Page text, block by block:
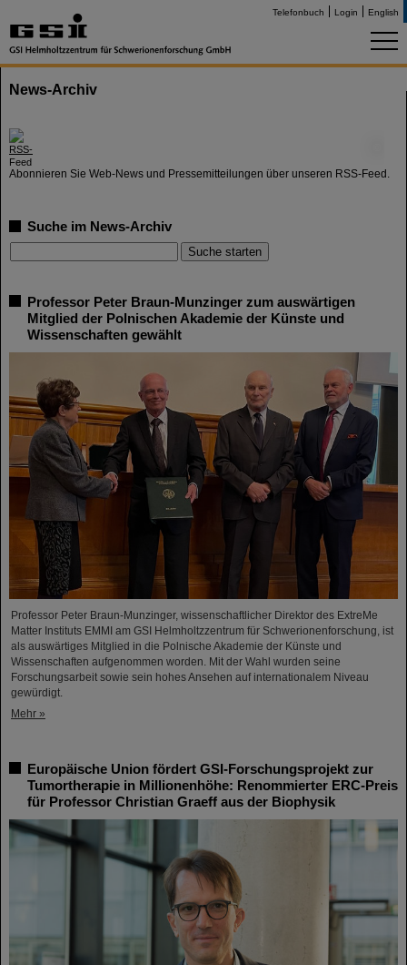
Telefonbuch Login English
News-Archiv
Abonnieren Sie Web-News und Pressemitteilungen über unseren RSS-Feed.
Suche im News-Archiv
Professor Peter Braun-Munzinger zum auswärtigen
Mitglied der Polnischen Akademie der Künste und
Wissenschaften gewählt
Professor Peter Braun-Munzinger, wissenschaftlicher Direktor des ExtreMe
Matter Instituts EMMI am GSI Helmholtzzentrum für Schwerionenforschung, ist
als auswärtiges Mitglied in die Polnische Akademie der Künste und
Wissenschaften aufgenommen worden. Mit der Wahl wurden seine
Forschungsarbeit sowie sein hohes Ansehen auf internationalem Niveau
gewürdigt.
Mehr »
Europäische Union fördert GSI-Forschungsprojekt zur
Tumortherapie in Millionenhöhe: Renommierter ERC-Preis
für Professor Christian Graeff aus der Biophysik